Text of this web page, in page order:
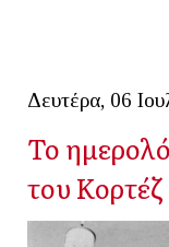
Δευτέρα, 06
Το
του Κορτέζ